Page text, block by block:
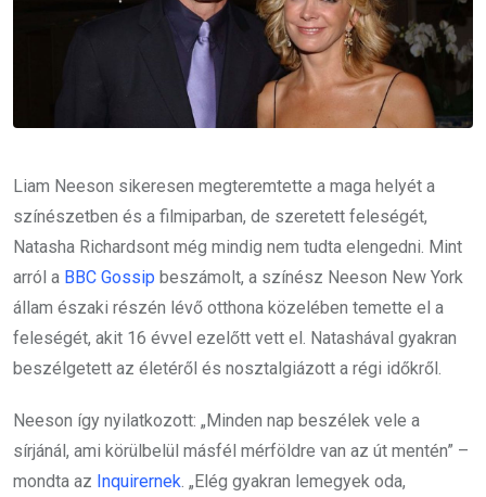
Liam Neeson sikeresen megteremtette a maga helyét a
színészetben és a filmiparban, de szeretett feleségét,
Natasha Richardsont még mindig nem tudta elengedni. Mint
arról a BBC Gossip beszámolt, a színész Neeson New York
állam északi részén lévő otthona közelében temette el a
feleségét, akit 16 évvel ezelőtt vett el. Natashával gyakran
beszélgetett az életéről és nosztalgiázott a régi időkről.
Neeson így nyilatkozott: „Minden nap beszélek vele a
sírjánál, ami körülbelül másfél mérföldre van az út mentén” –
mondta az Inquirernek . „Elég gyakran lemegyek oda,